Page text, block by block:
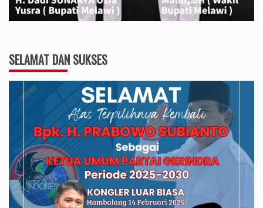
SELAMAT DAN SUKSES